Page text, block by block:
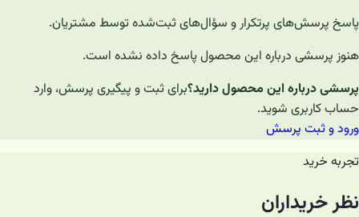
پاسخ پرسش‌های پرتکرار و سؤال‌های ثبت‌شده توسط مشتریان.
هنوز پرسشی درباره این محصول پاسخ داده نشده است.
پرسشی درباره این محصول دارید؟برای ثبت و پیگیری پرسش، وارد
حساب کاربری شوید.
ورود و ثبت پرسش
تجربه خرید
نظر خریداران